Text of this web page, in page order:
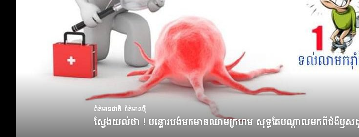
ព័ត៌មានជាតិ, ព័ត៌មានថ្មី
ស្វែងយល់ថា ! បន្ទោរបង់មកមានឈាមក្រហម សុទ្ធតែបណ្តាលមកពីជំងឺឫស